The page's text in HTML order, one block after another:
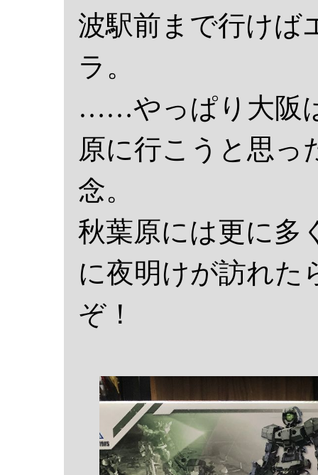
波駅前まで行けば
ラ。
……やっぱり大阪
原に行こうと思っ
念。
秋葉原には更に多
に夜明けが訪れた
ぞ！